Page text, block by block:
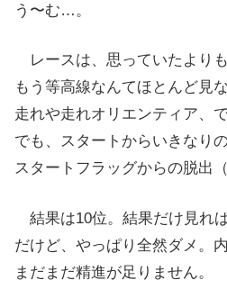
う〜む…。
レースは、思っていたより
もう等高線なんてほとんど見
走れや走れオリエンティア、で
でも、スタートからいきなりの
スタートフラッグからの脱出
結果は10位。結果だけ見れ
だけど、やっぱり全然ダメ。
まだまだ精進が足りません。